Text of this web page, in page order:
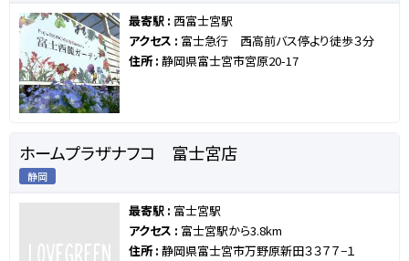
最寄駅 : 西富士宮駅
アクセス : 富士急行 西高前バス停より徒歩３分
住所 : 静岡県富士宮市宮原20-17
ホームプラザナフコ 富士宮店
静岡
最寄駅 : 富士宮駅
アクセス : 富士宮駅から3.8km
住所 : 静岡県富士宮市万野原新田３３７７−１